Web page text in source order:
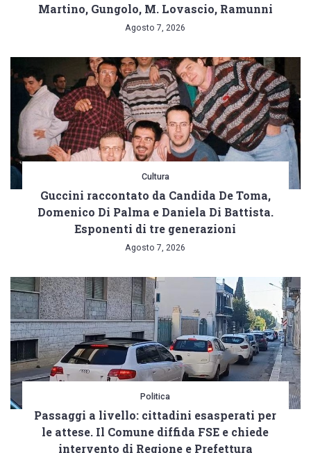
Martino, Gungolo, M. Lovascio, Ramunni
Agosto 7, 2026
Cultura
Guccini raccontato da Candida De Toma,
Domenico Di Palma e Daniela Di Battista.
Esponenti di tre generazioni
Agosto 7, 2026
Politica
Passaggi a livello: cittadini esasperati per
le attese. Il Comune diffida FSE e chiede
intervento di Regione e Prefettura